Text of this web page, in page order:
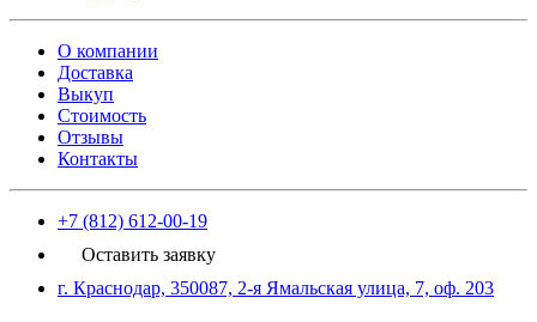
О компании
Доставка
Выкуп
Стоимость
Отзывы
Контакты
+7 (812) 612-00-19
Оставить заявку
г. Краснодар, 350087, 2-я Ямальская улица, 7, оф. 203